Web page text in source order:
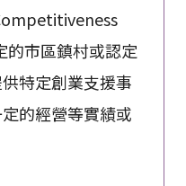
市區鎮村或認定
特定創業支援事
的經營等實績或